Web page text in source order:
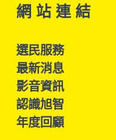
網 站 連 結
選民服務
最新消息
影音資訊
認識旭智
年度回顧